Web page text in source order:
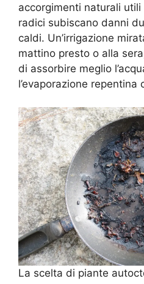
accorgimenti naturali
radici subiscano danni
caldi. Un’irrigazione
mattino presto o alla
di assorbire meglio
l’evaporazione repentina
La scelta di piante